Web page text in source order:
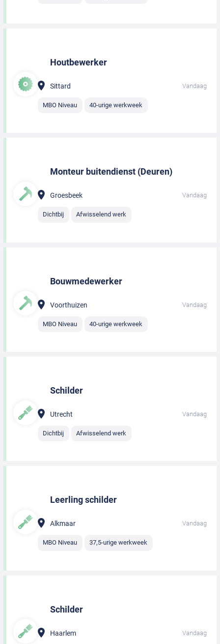
Houtbewerker
Sittard Vandaag
MBO Niveau 40-urige werkweek
Monteur buitendienst (Deuren)
Groesbeek Vandaag
Dichtbij Afwisselend werk
Bouwmedewerker
Voorthuizen Vandaag
MBO Niveau 40-urige werkweek
Schilder
Utrecht Vandaag
Dichtbij Afwisselend werk
Leerling schilder
Alkmaar Vandaag
MBO Niveau 37,5-urige werkweek
Schilder
Haarlem Vandaag